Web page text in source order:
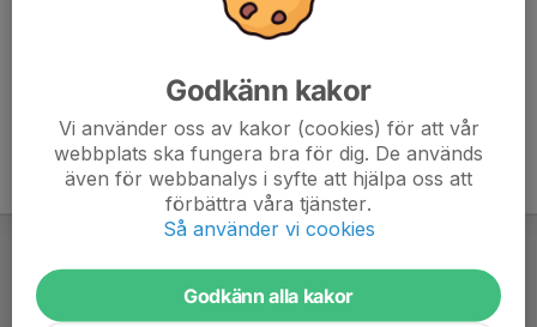
Godkänn kakor
Vi använder oss av kakor (cookies) för att vår
webbplats ska fungera bra för dig. De används
även för webbanalys i syfte att hjälpa oss att
förbättra våra tjänster.
Så använder vi cookies
Godkänn alla kakor